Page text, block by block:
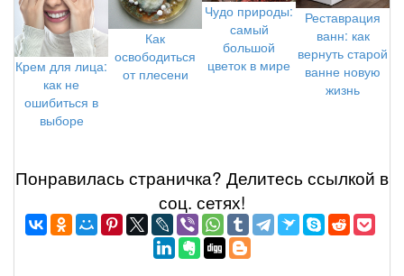
Крем для лица:
как не
ошибиться в
выборе
Как
освободиться
от плесени
Чудо природы:
самый
большой
цветок в мире
Реставрация
ванн: как
вернуть старой
ванне новую
жизнь
Понравилась страничка? Делитеcь ссылкой в
соц. сетях!